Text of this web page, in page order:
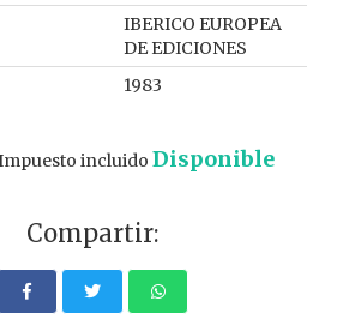
IBERICO EUROPEA
DE EDICIONES
1983
incluido Disponible
Compartir: